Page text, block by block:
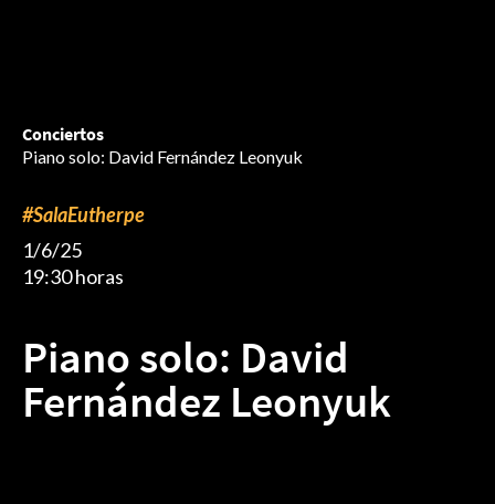
Conciertos
Piano solo: David Fernández Leonyuk
#SalaEutherpe
1/6/25
19:30 horas
Piano solo: David
Fernández Leonyuk